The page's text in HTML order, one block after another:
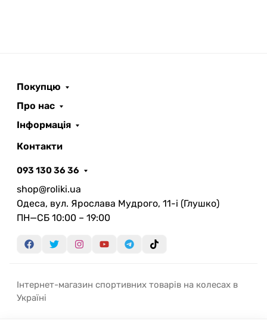
Покупцю
Про нас
Інформація
Контакти
093 130 36 36
shop@roliki.ua
Одеса, вул. Ярослава Мудрого, 11-i (Глушко)
ПН—СБ 10:00 – 19:00
Інтернет-магазин спортивних товарів на колесах в
Україні